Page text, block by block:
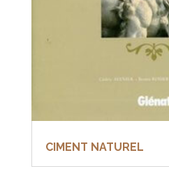
CIMENT NATUREL